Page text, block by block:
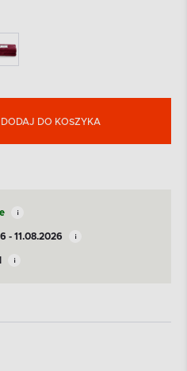
DODAJ DO KOSZYKA
- 11.08.2026